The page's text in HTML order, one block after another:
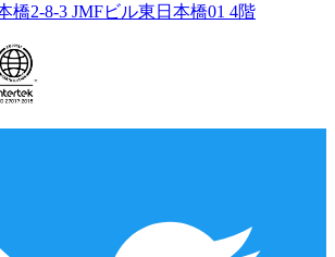
橋2-8-3 JMFビル東日本橋01 4階